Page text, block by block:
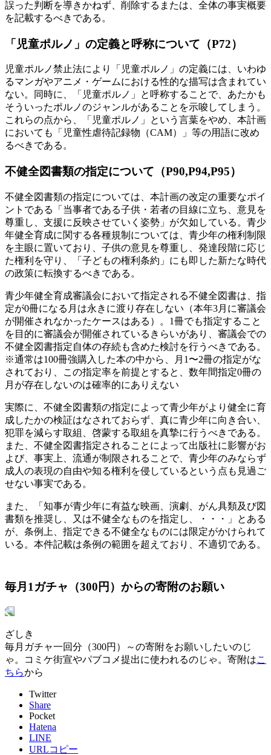
誤った判断を導きかねず、削除するまたは、全体の事実概要
を記載するべきである。
「児童ポルノ」の定義と呼称について（P72）
児童ポルノ禁止法により「児童ポルノ」の定義には、いわゆ
るマンガやアニメ・ゲームにおける性的な描写は含まれてい
ない。同時に、「児童ポルノ」と呼称することで、あたかも
そういったポルノのジャンルがあることを示唆してしまう。
これらの点から、「児童ポルノ」という言葉をやめ、本計画
においても「児童性虐待記録物（CAM）」等の用語に改め
るべきである。
不健全図書類の指定について（P90,P94,P95）
不健全図書類の指定については、本計画の改定の重要なポイ
ントである「当事者である子供・若者の目線に立ち、意見を
尊重し、支援に反映させていく姿勢」が欠如している。青少
年健全育成に関する各種規制については、青少年の権利制限
を主眼に置いており、子供の意見を尊重し、発達段階に応じ
た権利を守り、「子どもの権利条約」にも即した新たな時代
の政策に転換するべきである。
青少年健全育成審議会において指定される不健全図書は、指
定が0冊になる月は永きに渡り存在しない（本年3月に審議会
が開催されなかったケースはある）。1冊でも指定すること
を目的に審議会が開催されているきらいがあり、審議会での
不健全図書指定自体の存続も含めた検討を行うべきである。
※通常は100冊強購入した本の中から、月1〜2冊の指定がな
されており、この指定率を前提とすると、数年間指定0冊の
月が存在しないのは確率的にありえない
実際に、不健全図書類の指定によって青少年がより健全に育
成したかの検証はなされておらず、真に青少年に向き合い、
犯罪を減らす取組、啓蒙する取組を真摯に行うべきである。
また、不健全図書指定されることによって出版社に影響がお
よび、事実上、流通が制限されることで、青少年のみならず
成人の表現の自由や知る権利を侵しているという点も見過ご
せない事実である。
また、「知事が青少年に有益な映画、演劇、がん具類及び図
書類を推奨し、又は不健全なものを指定し、・・・」とある
が、条例上、指定できる不健全なものには限定がかけられて
いる。本件記載は条例の範囲を超えており、不適切である。
毎月1ガチャ（300円）からの寄附のお願い
ざしき
毎月ガチャ一回分（300円）～の寄附をお願いしたいのじ
ゃ。コミケ街宣やパブコメ提出に使われるのじゃ。寄附はこ
ちらから
Twitter
Share
Pocket
Hatena
LINE
URLコピー